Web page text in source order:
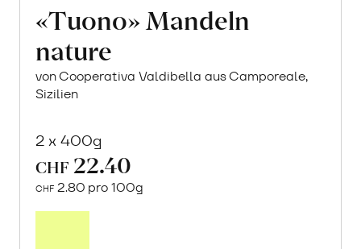
«Tuono» Mandeln
nature
von Cooperativa Valdibella aus Camporeale,
Sizilien
2 x 400g
CHF 22.40
CHF 2.80 pro 100g